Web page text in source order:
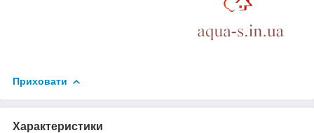
Приховати
Характеристики